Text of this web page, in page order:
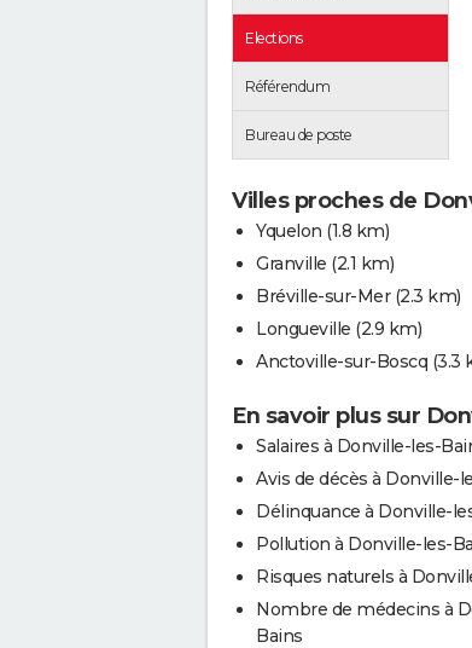
Elections
Référendum
Bureau de poste
Villes proches de
Yquelon (1.8 km)
Granville (2.1 km)
Bréville-sur-Mer (2.3 km)
Longueville (2.9 km)
Anctoville-sur-Boscq (3.3
En savoir plus sur
Salaires à Donville-les-
Avis de décès à Donville-
Délinquance à Donville-
Pollution à Donville-les-
Risques naturels à
Nombre de médecins à
Bains